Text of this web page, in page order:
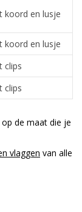
koord en lusje
koord en lusje
clips
clips
de maat die je
vlaggen van alle